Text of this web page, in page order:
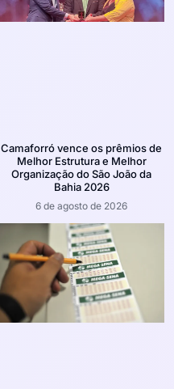
Camaforró vence os prêmios de
Melhor Estrutura e Melhor
Organização do São João da
Bahia 2026
6 de agosto de 2026